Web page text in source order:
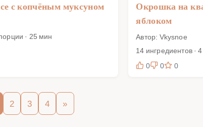
с копчёным муксуном
· 25 мин
Окрошка на
яблоком
Автор: Vkysnoe
14 ингредиентов ·
0
0 0
2 3 4 »